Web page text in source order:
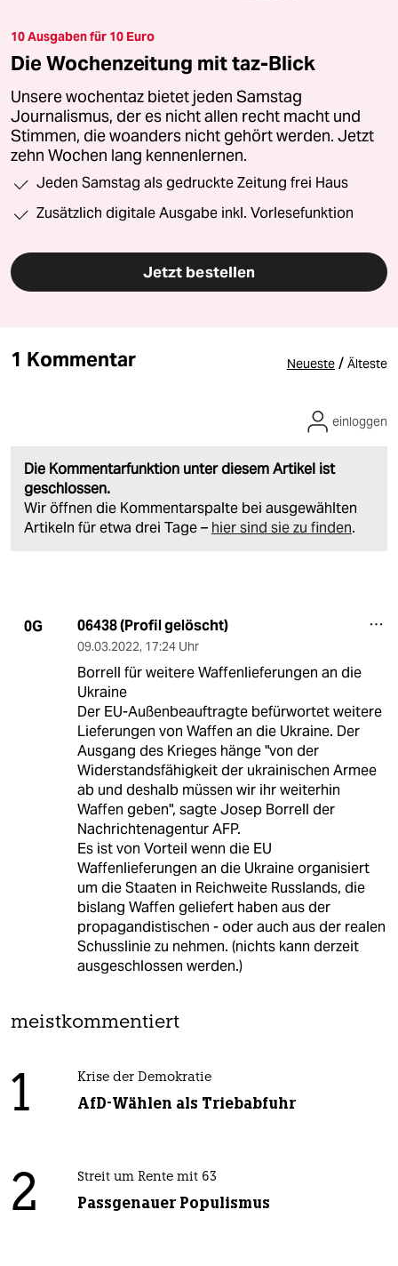
10 Ausgaben für 10 Euro
Die Wochenzeitung mit taz-Blick
Unsere wochentaz bietet jeden Samstag
Journalismus, der es nicht allen recht macht und
Stimmen, die woanders nicht gehört werden. Jetzt
zehn Wochen lang kennenlernen.
Jeden Samstag als gedruckte Zeitung frei Haus
Zusätzlich digitale Ausgabe inkl. Vorlesefunktion
Jetzt bestellen
1 Kommentar Neueste / Älteste
Die Kommentarfunktion unter diesem Artikel ist
geschlossen.
Wir öffnen die Kommentarspalte bei ausgewählten
Artikeln für etwa drei Tage – hier sind sie zu finden.
einloggen
0G 06438 (Profil gelöscht)
09.03.2022, 17:24 Uhr
Borrell für weitere Waffenlieferungen an die
Ukraine
Der EU-Außenbeauftragte befürwortet weitere
Lieferungen von Waffen an die Ukraine. Der
Ausgang des Krieges hänge "von der
Widerstandsfähigkeit der ukrainischen Armee
ab und deshalb müssen wir ihr weiterhin
Waffen geben", sagte Josep Borrell der
Nachrichtenagentur AFP.
Es ist von Vorteil wenn die EU
Waffenlieferungen an die Ukraine organisiert
um die Staaten in Reichweite Russlands, die
bislang Waffen geliefert haben aus der
propagandistischen - oder auch aus der realen
Schusslinie zu nehmen. (nichts kann derzeit
ausgeschlossen werden.)
meistkommentiert
1 Krise der Demokratie
AfD-Wählen als Triebabfuhr
2 Streit um Rente mit 63
Passgenauer Populismus